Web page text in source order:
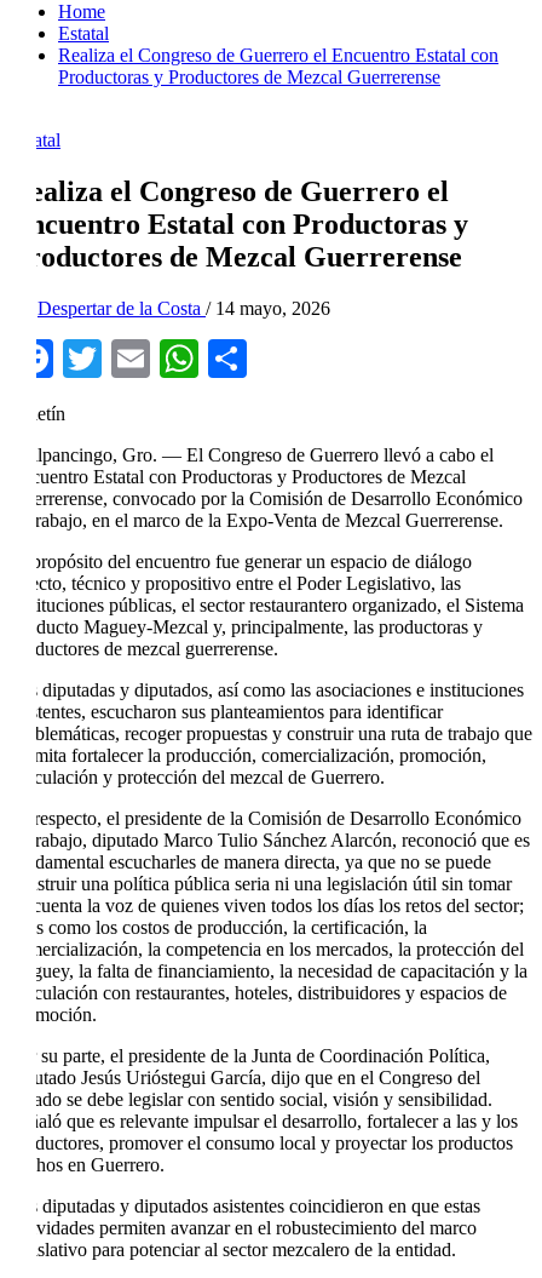
Home
Estatal
Realiza el Congreso de Guerrero el Encuentro Estatal con
Productoras y Productores de Mezcal Guerrerense
Estatal
Realiza el Congreso de Guerrero el
Encuentro Estatal con Productoras y
Productores de Mezcal Guerrerense
Despertar de la Costa / 14 mayo, 2026
Facebook
TwitterEmailWhatsApp
Boletín
Chilpancingo, Gro. — El Congreso de Guerrero llevó a cabo el
Encuentro Estatal con Productoras y Productores de Mezcal
Guerrerense, convocado por la Comisión de Desarrollo Económico
y Trabajo, en el marco de la Expo-Venta de Mezcal Guerrerense.
El propósito del encuentro fue generar un espacio de diálogo
directo, técnico y propositivo entre el Poder Legislativo, las
instituciones públicas, el sector restaurantero organizado, el Sistema
Producto Maguey-Mezcal y, principalmente, las productoras y
productores de mezcal guerrerense.
Las diputadas y diputados, así como las asociaciones e instituciones
asistentes, escucharon sus planteamientos para identificar
problemáticas, recoger propuestas y construir una ruta de trabajo que
permita fortalecer la producción, comercialización, promoción,
vinculación y protección del mezcal de Guerrero.
Al respecto, el presidente de la Comisión de Desarrollo Económico
y Trabajo, diputado Marco Tulio Sánchez Alarcón, reconoció que es
fundamental escucharles de manera directa, ya que no se puede
construir una política pública seria ni una legislación útil sin tomar
en cuenta la voz de quienes viven todos los días los retos del sector;
tales como los costos de producción, la certificación, la
comercialización, la competencia en los mercados, la protección del
maguey, la falta de financiamiento, la necesidad de capacitación y la
vinculación con restaurantes, hoteles, distribuidores y espacios de
promoción.
Por su parte, el presidente de la Junta de Coordinación Política,
diputado Jesús Urióstegui García, dijo que en el Congreso del
Estado se debe legislar con sentido social, visión y sensibilidad.
Señaló que es relevante impulsar el desarrollo, fortalecer a las y los
productores, promover el consumo local y proyectar los productos
hechos en Guerrero.
Las diputadas y diputados asistentes coincidieron en que estas
actividades permiten avanzar en el robustecimiento del marco
legislativo para potenciar al sector mezcalero de la entidad.